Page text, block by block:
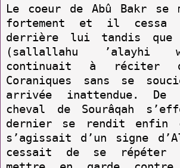
Le coeur de Abû Bakr
fortement et il cessa
derrière lui tandis que
(sallallahu ’alayhi
continuait à réciter
Coraniques sans se
arrivée inattendue. De
cheval de Sourâqah
dernier se rendit enfin
s’agissait d’un signe
cessait de se